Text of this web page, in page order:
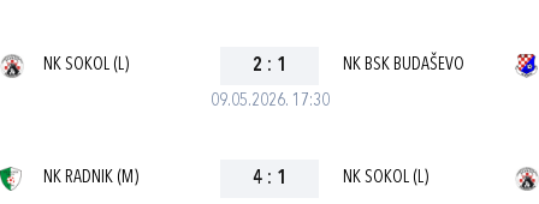
09.05.2026. 17:30
NK SOKOL (L) 2 : 1 NK BSK BUDAŠEVO
NK RADNIK (M) 4 : 1 NK SOKOL (L)